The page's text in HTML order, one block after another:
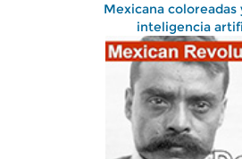
Mexicana
inteligencia